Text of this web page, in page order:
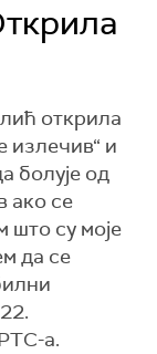
открила
излечив“ и
болује од
ако се
што су моје
да се
а.